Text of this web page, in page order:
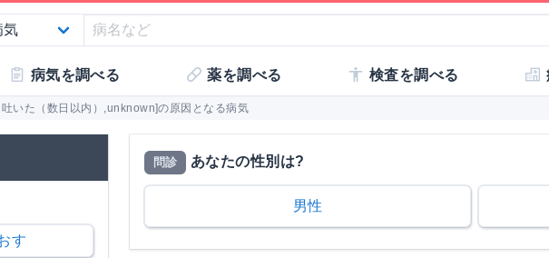
病気を調べる 薬を調べる 検査を調べる
吐いた（数日以内）,unknown]の原因となる病気
す
問診 あなたの性別は?
男性